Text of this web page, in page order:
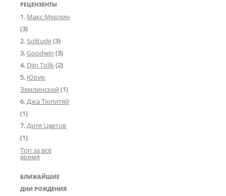
РЕЦЕНЗЕНТЫ
Макс Мерлин
(3)
Solitude(3)
Goodwin (3)
Djin Tolik(2)
Юрик
Землинский (1)
Джа Тюпитяй
(1)
Дитя Цветов
(1)
Топ за всё
время
БЛИЖАЙШИЕ
ДНИ РОЖДЕНИЯ